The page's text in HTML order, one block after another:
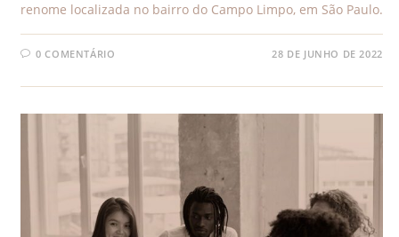
renome localizada no bairro do Campo Limpo, em São Paulo.
0 COMENTÁRIO 28 DE JUNHO DE 2022